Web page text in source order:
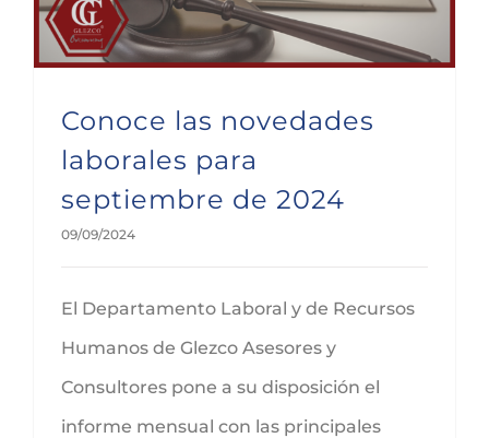
Conoce las novedades
laborales para
septiembre de 2024
09/09/2024
El Departamento Laboral y de Recursos
Humanos de Glezco Asesores y
Consultores pone a su disposición el
informe mensual con las principales